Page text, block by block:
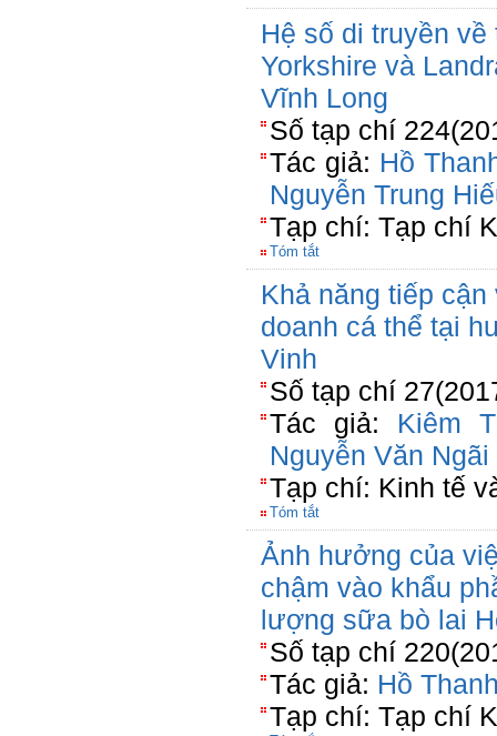
Hệ số di truyền
Yorkshire và
Vĩnh Long
Số tạp chí
Tác giả: Hồ
Nguyễn Trung
Tạp chí: Tạp chí
Tóm tắt
Khả năng tiếp
doanh cá thể tại
Vinh
Số tạp chí
Tác giả: Kiêm
Nguyễn Văn Ngãi
Tạp chí: Kinh tế
Tóm tắt
Ảnh hưởng của
chậm vào khẩu
lượng sữa bò lai
Số tạp chí
Tác giả: Hồ
Tạp chí: Tạp chí